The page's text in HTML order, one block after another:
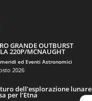
GRANDE OUTBURST
220P/MCNAUGHT
ed Eventi Astronomici
2026
dell’esplorazione lunare
per l’Etna